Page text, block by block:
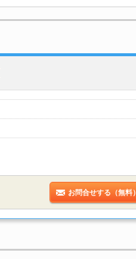
お問合せする（無料）